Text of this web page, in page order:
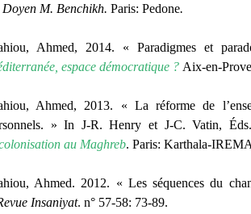
Doyen M. Benchikh. Paris: Pedone.
Ahmed, 2014. « Paradigmes et
espace démocratique ? Aix-en-
Ahmed, 2013. « La réforme de
» In J-R. Henry et J-C. Vatin, Éds.
au Maghreb. Paris: Karthala-
Ahmed. 2012. « Les séquences du
Insaniyat. n° 57-58: 73-89.